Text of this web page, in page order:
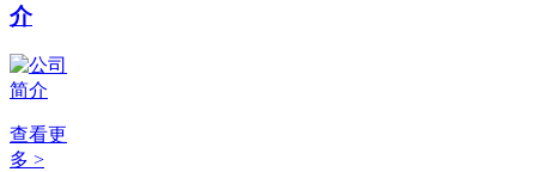
介
查看更
多 >